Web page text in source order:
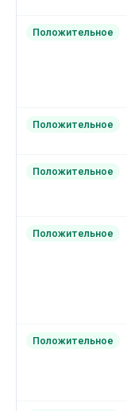
Положительное
Положительное
Положительное
Положительное
Положительное